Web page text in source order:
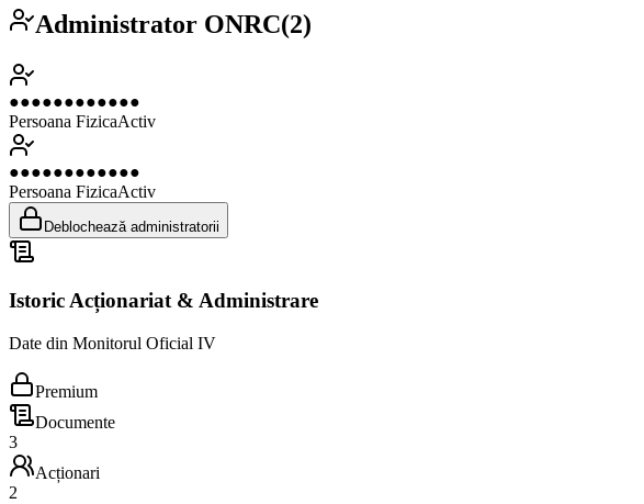
Administrator ONRC(2)
●●●●●●●●●●●●
Persoana FizicaActiv
●●●●●●●●●●●●
Persoana FizicaActiv
Deblochează administratorii
Istoric Acționariat & Administrare
Date din Monitorul Oficial IV
Premium
Documente
3
Acționari
2